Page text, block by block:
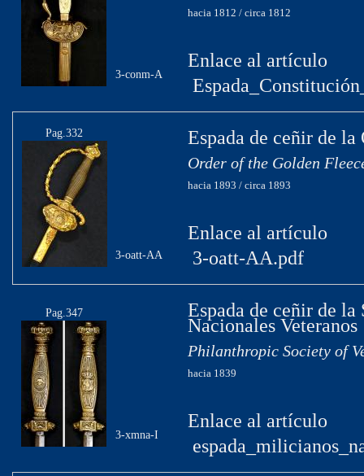
3-conm-A
hacia 1812 / circa 1812
Enlace al artículo
Pag.332
3-oatt-AA
Espada de ceñir de
Order of the Golden
hacia 1893 / circa 1893
Enlace al artículo
3-oatt-AA.pdf
Pag.347
3-xmna-I
Espada de ceñir de
Nacionales Veteranos
Philanthropic Society of
hacia 1839
Enlace al artículo